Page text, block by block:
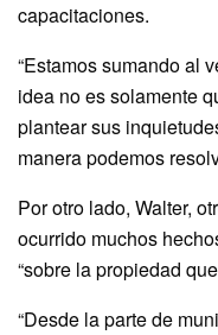
capacitaciones.
“Estamos sumando al
idea no es solamente
plantear sus
manera podemos
Por otro lado, Walter,
ocurrido muchos
“sobre la propiedad
“Desde la parte de